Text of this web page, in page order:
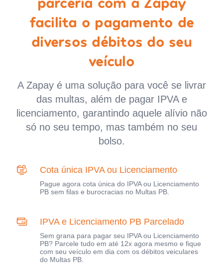
facilita o pagamento de
diversos débitos do seu
veículo
A Zapay é uma solução para você se livrar
das multas, além de pagar IPVA e
licenciamento, garantindo aquele alívio não
só no seu tempo, mas também no seu
bolso.
Cota única IPVA ou Licenciamento
Pague agora cota única do IPVA ou Licenciamento
PB sem filas e burocracias no Multas PB.
IPVA e Licenciamento PB Parcelado
Sem grana para pagar seu IPVA ou Licenciamento
PB? Parcele tudo em até 12x agora mesmo e fique
com seu veículo em dia com os débitos veiculares
do Multas PB.